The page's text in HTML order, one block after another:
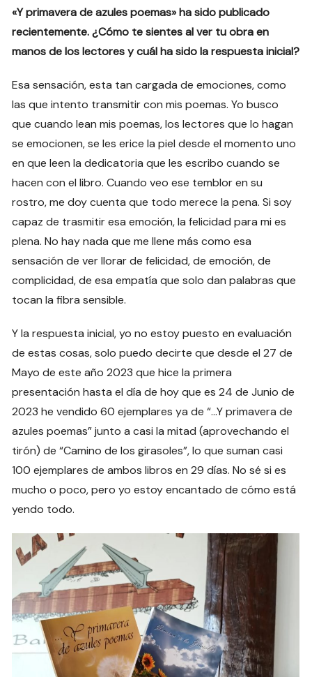
«Y primavera de azules poemas» ha sido publicado
recientemente. ¿Cómo te sientes al ver tu obra en
manos de los lectores y cuál ha sido la respuesta inicial?
Esa sensación, esta tan cargada de emociones, como
las que intento transmitir con mis poemas. Yo busco
que cuando lean mis poemas, los lectores que lo hagan
se emocionen, se les erice la piel desde el momento uno
en que leen la dedicatoria que les escribo cuando se
hacen con el libro. Cuando veo ese temblor en su
rostro, me doy cuenta que todo merece la pena. Si soy
capaz de trasmitir esa emoción, la felicidad para mi es
plena. No hay nada que me llene más como esa
sensación de ver llorar de felicidad, de emoción, de
complicidad, de esa empatía que solo dan palabras que
tocan la fibra sensible.
Y la respuesta inicial, yo no estoy puesto en evaluación
de estas cosas, solo puedo decirte que desde el 27 de
Mayo de este año 2023 que hice la primera
presentación hasta el día de hoy que es 24 de Junio de
2023 he vendido 60 ejemplares ya de “…Y primavera de
azules poemas” junto a casi la mitad (aprovechando el
tirón) de “Camino de los girasoles”, lo que suman casi
100 ejemplares de ambos libros en 29 días. No sé si es
mucho o poco, pero yo estoy encantado de cómo está
yendo todo.